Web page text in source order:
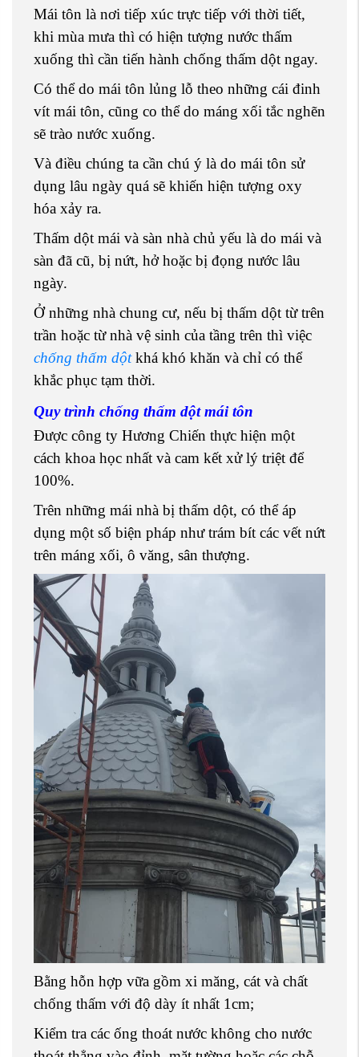
Mái tôn là nơi tiếp xúc trực tiếp với thời tiết,
khi mùa mưa thì có hiện tượng nước thấm
xuống thì cần tiến hành chống thấm dột ngay.
Có thể do mái tôn lủng lỗ theo những cái đinh
vít mái tôn, cũng co thể do máng xối tắc nghẽn
sẽ trào nước xuống.
Và điều chúng ta cần chú ý là do mái tôn sử
dụng lâu ngày quá sẽ khiến hiện tượng oxy
hóa xảy ra.
Thấm dột mái và sàn nhà chủ yếu là do mái và
sàn đã cũ, bị nứt, hở hoặc bị đọng nước lâu
ngày.
Ở những nhà chung cư, nếu bị thấm dột từ trên
trần hoặc từ nhà vệ sinh của tầng trên thì việc
chống thấm dộtkhá khó khăn và chỉ có thể
khắc phục tạm thời.
Quy trình chống thấm dột mái tôn
Được công ty Hương Chiến thực hiện một
cách khoa học nhất và cam kết xử lý triệt để
100%.
Trên những mái nhà bị thấm dột, có thể áp
dụng một số biện pháp như trám bít các vết nứt
trên máng xối, ô văng, sân thượng.
Bằng hỗn hợp vữa gồm xi măng, cát và chất
chống thấm với độ dày ít nhất 1cm;
Kiểm tra các ống thoát nước không cho nước